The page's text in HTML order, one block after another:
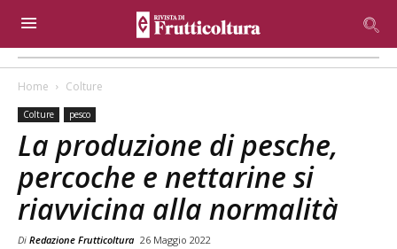
Home Colture
Colture pesco
La produzione di pesche,
percoche e nettarine si
riavvicina alla normalità
Di Redazione Frutticoltura 26 Maggio 2022